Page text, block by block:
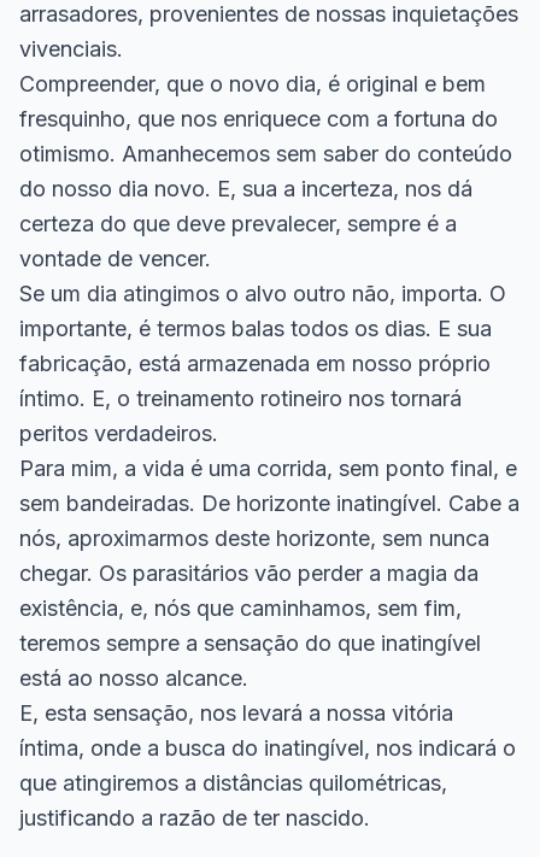
arrasadores, provenientes de nossas inquietações
vivenciais.
Compreender, que o novo dia, é original e bem
fresquinho, que nos enriquece com a fortuna do
otimismo. Amanhecemos sem saber do conteúdo
do nosso dia novo. E, sua a incerteza, nos dá
certeza do que deve prevalecer, sempre é a
vontade de vencer.
Se um dia atingimos o alvo outro não, importa. O
importante, é termos balas todos os dias. E sua
fabricação, está armazenada em nosso próprio
íntimo. E, o treinamento rotineiro nos tornará
peritos verdadeiros.
Para mim, a vida é uma corrida, sem ponto final, e
sem bandeiradas. De horizonte inatingível. Cabe a
nós, aproximarmos deste horizonte, sem nunca
chegar. Os parasitários vão perder a magia da
existência, e, nós que caminhamos, sem fim,
teremos sempre a sensação do que inatingível
está ao nosso alcance.
E, esta sensação, nos levará a nossa vitória
íntima, onde a busca do inatingível, nos indicará o
que atingiremos a distâncias quilométricas,
justificando a razão de ter nascido.